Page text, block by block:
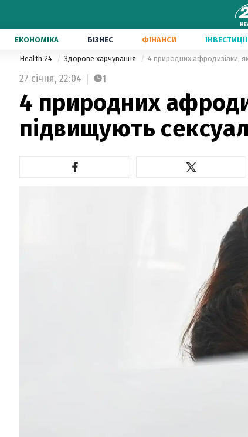
ЕКОНОМІКА БІЗНЕС ФІНАНСИ ІНВЕСТИЦІЇ
Health 24 Здорове харчування 4 природних афродизіаки,
27 січня, 22:04 1
4 природних
підвищують